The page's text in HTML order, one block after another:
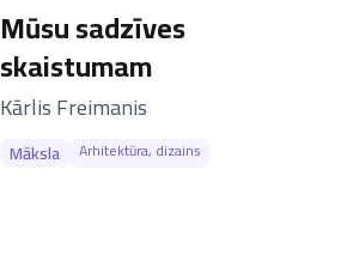
Mūsu sadzīves
skaistumam
–
Kārlis Freimanis
Māksla Arhitektūra, dizains